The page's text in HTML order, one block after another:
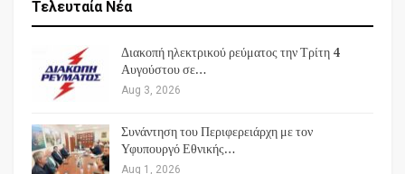
Τελευταία Νέα
Διακοπή ηλεκτρικού ρεύματος την Τρίτη 4
Αυγούστου σε…
Aug 3, 2026
Συνάντηση του Περιφερειάρχη με τον
Υφυπουργό Εθνικής…
Aug 1, 2026